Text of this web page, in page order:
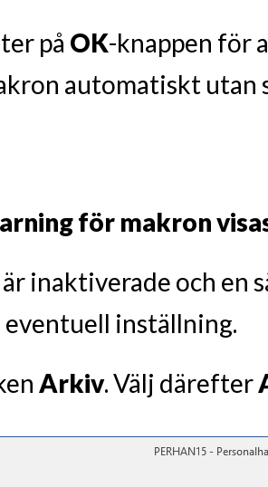
på OK-knappen för
automatiskt utan
för makron
inaktiverade och en
inställning.
Arkiv. Välj därefter